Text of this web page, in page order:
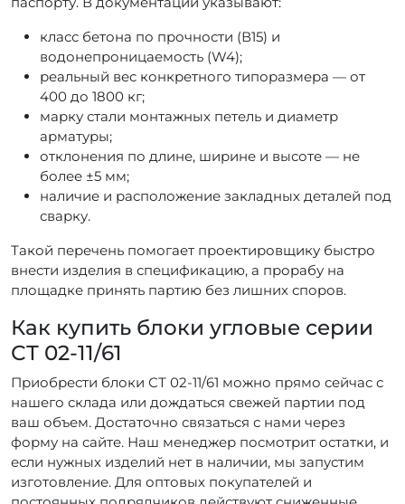
класс бетона по прочности (В15) и
водонепроницаемость (W4);
реальный вес конкретного типоразмера — от
400 до 1800 кг;
марку стали монтажных петель и диаметр
арматуры;
отклонения по длине, ширине и высоте — не
более ±5 мм;
наличие и расположение закладных деталей под
сварку.
Такой перечень помогает проектировщику быстро
внести изделия в спецификацию, а прорабу на
площадке принять партию без лишних споров.
Как купить блоки угловые серии
СТ 02-11/61
Приобрести блоки СТ 02-11/61 можно прямо сейчас с
нашего склада или дождаться свежей партии под
ваш объем. Достаточно связаться с нами через
форму на сайте. Наш менеджер посмотрит остатки, и
если нужных изделий нет в наличии, мы запустим
изготовление. Для оптовых покупателей и